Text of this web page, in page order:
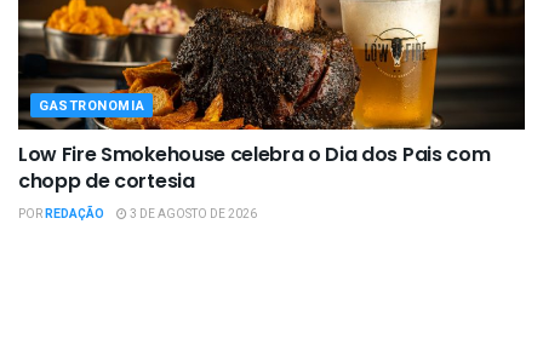
GASTRONOMIA
Low Fire Smokehouse celebra o Dia dos Pais com
chopp de cortesia
PORREDAÇÃO 3 DE AGOSTO DE 2026